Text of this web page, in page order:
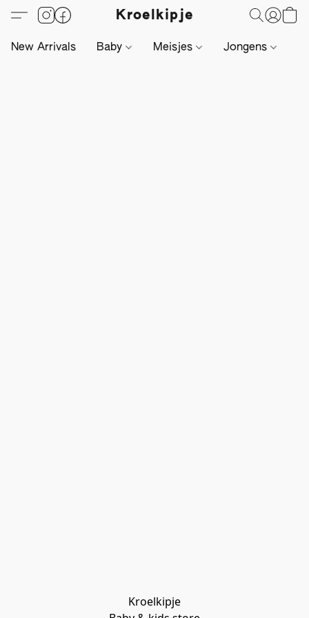
Kroelkipje
New Arrivals Baby Meisjes Jongens
Kroelkipje